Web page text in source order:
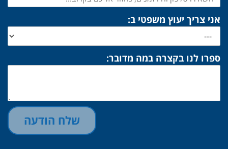
אני צריך יעוץ משפטי ב:
ספרו לנו בקצרה במה מדובר:
שלח הודעה